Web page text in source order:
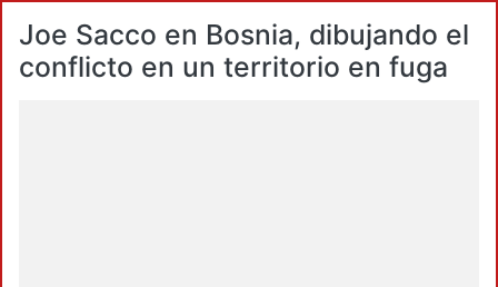
Joe Sacco en Bosnia, dibujando el
conflicto en un territorio en fuga